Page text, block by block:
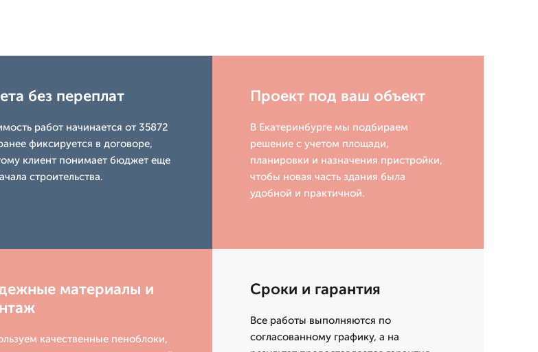
без переплат
работ начинается от 35872
фиксируется в договоре,
клиент понимает бюджет еще
строительства.
Проект под ваш объект
В Екатеринбурге мы подбираем
решение с учетом площади,
планировки и назначения пристройки,
чтобы новая часть здания была
удобной и практичной.
материалы и
качественные пеноблоки,
Сроки и гарантия
Все работы выполняются по
согласованному графику, а на